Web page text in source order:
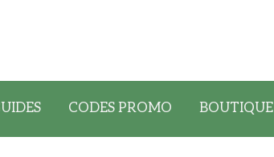
CODES PROMO BOUTIQUE